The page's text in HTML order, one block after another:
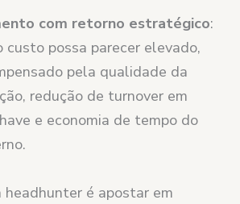
com retorno estratégico:
custo possa parecer elevado,
pela qualidade da
redução de turnover em
e economia de tempo do
headhunter é apostar em